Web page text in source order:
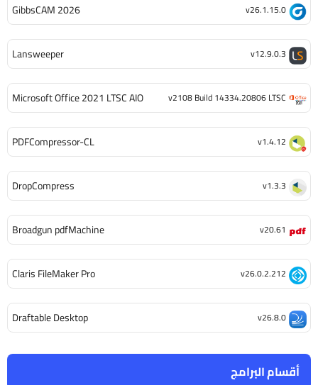
أقسام البرامج
GibbsCAM 2026 v26.1.15.0
Lansweeper v12.9.0.3
Microsoft Office 2021 LTSC AIO v2108 Build 14334.20806 LTSC
PDFCompressor-CL v1.4.12
DropCompress v1.3.3
Broadgun pdfMachine v20.61
Claris FileMaker Pro v26.0.2.212
Draftable Desktop v26.8.0